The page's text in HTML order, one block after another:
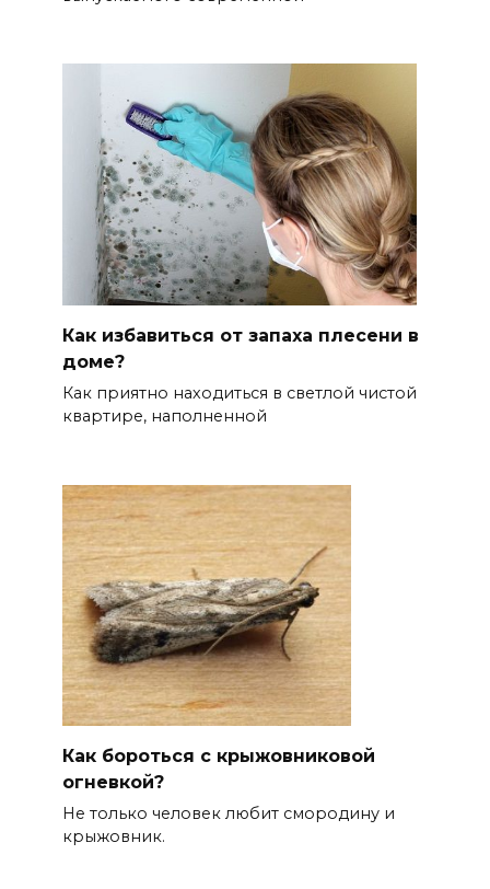
Как избавиться от запаха плесени в
доме?
Как приятно находиться в светлой чистой
квартире, наполненной
Как бороться с крыжовниковой
огневкой?
Не только человек любит смородину и
крыжовник.